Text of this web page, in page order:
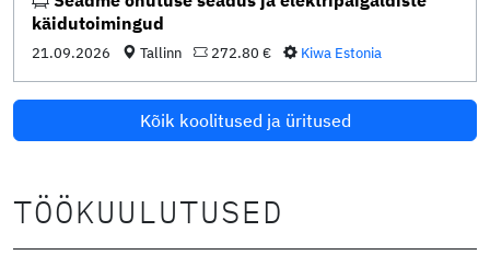
käidutoimingud
21.09.2026 Tallinn 272.80 € Kiwa Estonia
Kõik koolitused ja üritused
TÖÖKUULUTUSED